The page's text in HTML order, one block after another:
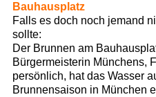
Bauhausplatz
Falls es doch noch jemand
sollte:
Der Brunnen am
Bürgermeisterin Münchens,
persönlich, hat das Wasser
Brunnensaison in München